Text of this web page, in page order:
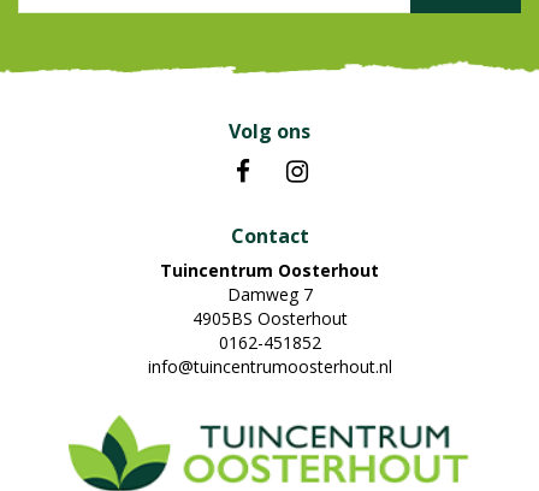
Volg ons
Contact
Tuincentrum Oosterhout
Damweg 7
4905BS Oosterhout
0162-451852
info@tuincentrumoosterhout.nl